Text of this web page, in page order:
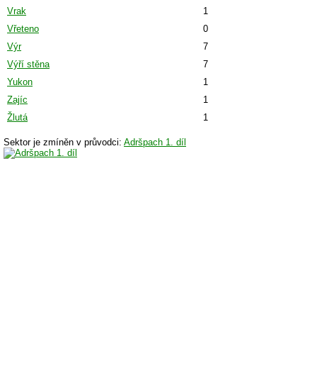
Vrak
1
Vřeteno
0
Výr
7
Výří stěna
7
Yukon
1
Zajíc
1
Žlutá
1
Sektor je zmíněn v průvodci: Adršpach 1. díl